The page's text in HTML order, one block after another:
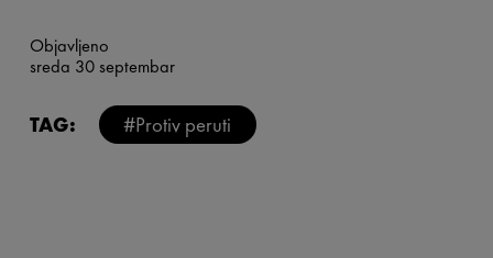
Objavljeno
sreda 30 septembar
TAG: #Protiv peruti